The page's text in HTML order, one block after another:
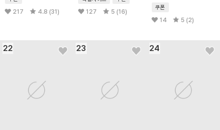
217 4.8 (31) 127 5 (16)
쿠폰
14 5 (2)
22 23 24